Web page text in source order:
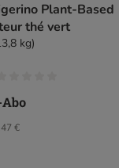
Plant-Based
thé vert
kg)
€